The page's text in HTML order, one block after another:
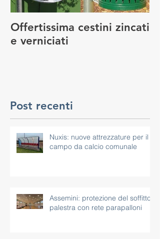
Offertissima cestini zincati
e verniciati
Post recenti
Nuxis: nuove attrezzature per il
campo da calcio comunale
Assemini: protezione del soffitto
palestra con rete parapalloni